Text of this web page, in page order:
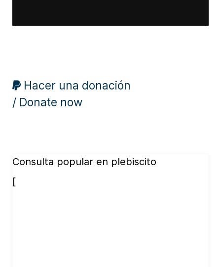
Hacer una donación
/ Donate now
Consulta popular en plebiscito
[